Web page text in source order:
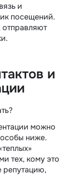
и
посещений.
отправляют
и
можно
ниже.
тех, кому это
репутацию,